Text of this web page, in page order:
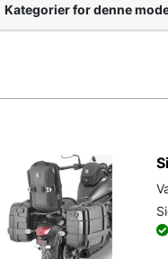
Kategorier for denne